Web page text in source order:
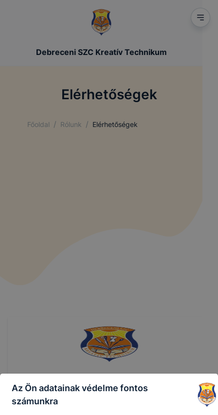
Debreceni SZC Kreatív Technikum
Elérhetőségek
Főoldal / Rólunk / Elérhetőségek
Az Ön adatainak védelme fontos
számunkra